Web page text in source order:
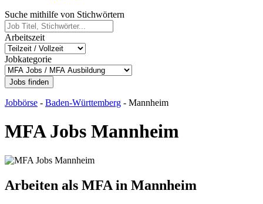
Suche mithilfe von Stichwörtern
Arbeitszeit
Jobkategorie
Jobs finden
Jobbörse - Baden-Württemberg - Mannheim
MFA Jobs Mannheim
Arbeiten als MFA in Mannheim